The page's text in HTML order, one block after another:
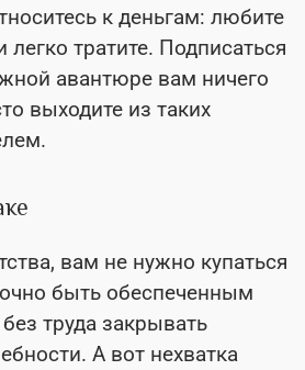
к деньгам: любите
легко тратите. Подписаться
авантюре вам ничего
выходите из таких
вам не нужно купаться
быть обеспеченным
труда закрывать
А вот нехватка